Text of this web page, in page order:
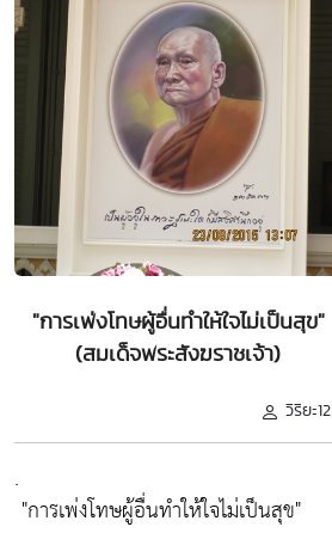
"การเพ่งโทษผู้อื่นทำให้ใจไม่เป็นสุข"
(สมเด็จพระสังฆราชเจ้า)
วิริยะ12
.
"การเพ่งโทษผู้อื่นทำให้ใจไม่เป็นสุข"